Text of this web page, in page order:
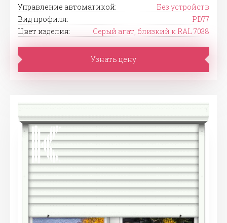
Управление автоматикой:
Без устройств
Вид профиля:
PD77
Цвет изделия:
Серый агат, близкий к RAL 7038
Узнать цену